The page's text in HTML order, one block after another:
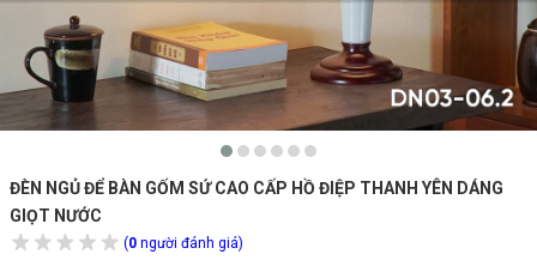
ĐÈN NGỦ ĐỂ BÀN GỐM SỨ CAO CẤP HỒ ĐIỆP THANH YÊN DÁNG
GIỌT NƯỚC
(0 người đánh giá)